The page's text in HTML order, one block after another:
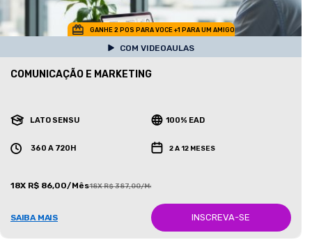
GANHE 2 POS PARA VOCE +1 PARA UM AMIGO
COM VIDEOAULAS
COMUNICAÇÃO E MARKETING
LATO SENSU 100% EAD
360 A 720H 2 A 12 MESES
18X R$ 86,00/Mês18X R$ 387,00/Mês
SAIBA MAIS INSCREVA-SE